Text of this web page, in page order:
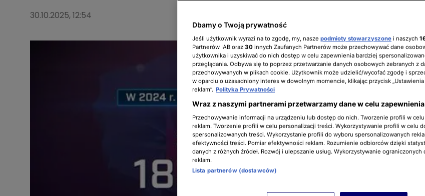
30.10.2025, 12:54
Dbamy o Twoją prywatność
Jeśli użytkownik wyrazi na to zgodę, my, nasze podmioty stowarzyszone i naszych
Partnerów IAB oraz 30 innych Zaufanych Partnerów może przechowywać dane
użytkownika i uzyskiwać do nich dostęp w celu zapewnienia bardziej
przeglądania. Odbywa się to poprzez przetwarzanie danych osobowych zebranych z
przechowywanych w plikach cookie. Użytkownik może udzielić/wycofać zgodę i
w oparciu o uzasadniony interes w dowolnym momencie, klikając przycisk
reklam”. Polityka Prywatności
Wraz z naszymi partnerami przetwarzamy dane w celu
Przechowywanie informacji na urządzeniu lub dostęp do nich. Tworzenie profili w
reklam. Tworzenie profili w celu personalizacji treści. Wykorzystywanie profili w celu
spersonalizowanych treści. Wykorzystanie profili do wyboru spersonalizowanych
efektywności treści. Pomiar efektywności reklam. Rozumienie odbiorców dzięki
danych z różnych źródeł. Rozwój i ulepszanie usług. Wykorzystywanie ograniczonych
reklam.
Lista partnerów (dostawców)